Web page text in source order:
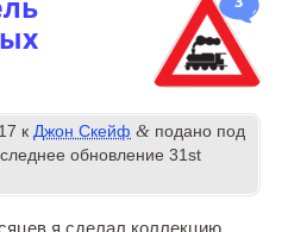
кДжон Скейф & подано под
обновление31st